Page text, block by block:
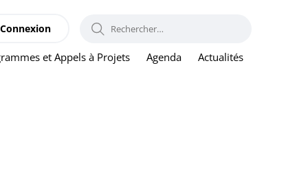
et Appels à Projets Agenda Actualités
Connexion RECHERCHER :